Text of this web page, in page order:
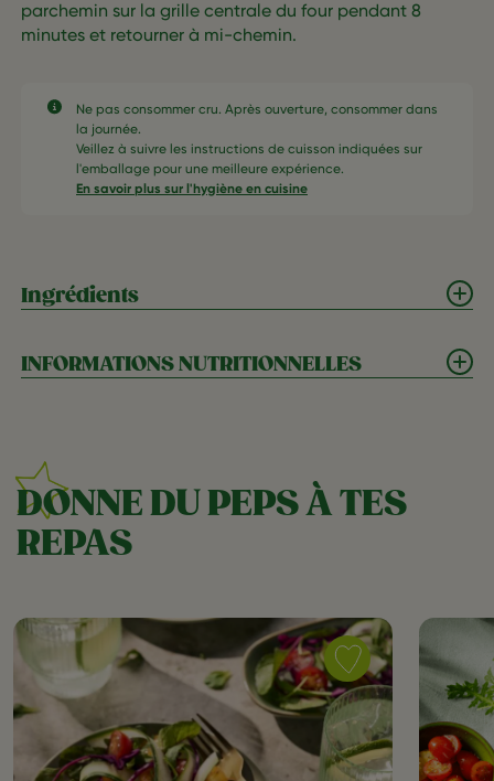
parchemin sur la grille centrale du four pendant 8
minutes et retourner à mi-chemin.
Ne pas consommer cru. Après ouverture, consommer dans
la journée.​
Veillez à suivre les instructions de cuisson indiquées sur
l'emballage pour une meilleure expérience.​
En savoir plus sur l'hygiène en cuisine
Ingrédients
INFORMATIONS NUTRITIONNELLES
DONNE DU PEPS À TES
REPAS
Save
recipe
Crispy
Twist,
tagliatelles
&